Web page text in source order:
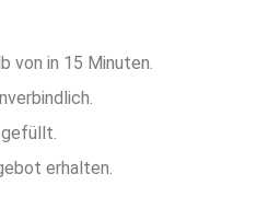
von in 15 Minuten.
erhalten.